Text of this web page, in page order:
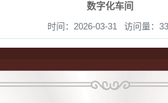
数字化车间
时间：2026-03-31 访问量：